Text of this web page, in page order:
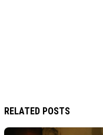
RELATED POSTS